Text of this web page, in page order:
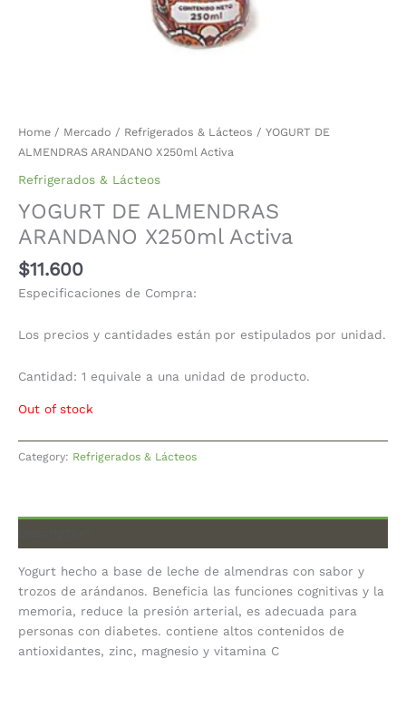
Home / Mercado / Refrigerados & Lácteos / YOGURT DE
ALMENDRAS ARANDANO X250ml Activa
Refrigerados & Lácteos
YOGURT DE ALMENDRAS
ARANDANO X250ml Activa
$11.600
Especificaciones de Compra:
Los precios y cantidades están por estipulados por unidad.
Cantidad: 1 equivale a una unidad de producto.
Out of stock
Category: Refrigerados & Lácteos
Yogurt hecho a base de leche de almendras con sabor y
trozos de arándanos. Beneficia las funciones cognitivas y la
memoria, reduce la presión arterial, es adecuada para
personas con diabetes. contiene altos contenidos de
antioxidantes, zinc, magnesio y vitamina C